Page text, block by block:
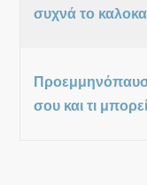
συχνά το
σου και τι